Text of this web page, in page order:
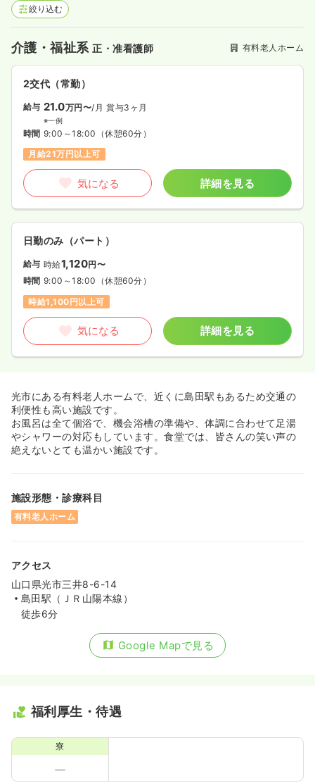
絞り込む
介護・福祉系正・准看護師 有料老人ホーム
2交代（常勤）
給与 21.0万円〜/月 賞与3ヶ月
※一例
時間 9:00～18:00 （休憩60分）
月給21万円以上可
気になる 詳細を見る
日勤のみ（パート）
給与 時給1,120円〜
時間 9:00～18:00 （休憩60分）
時給1,100円以上可
気になる 詳細を見る
光市にある有料老人ホームで、近くに島田駅もあるため交通の
利便性も高い施設です。
お風呂は全て個浴で、機会浴槽の準備や、体調に合わせて足湯
やシャワーの対応もしています。食堂では、皆さんの笑い声の
絶えないとても温かい施設です。
施設形態・診療科目
有料老人ホーム
アクセス
山口県光市三井8-6-14
島田駅（ＪＲ山陽本線）
徒歩6分
Google Mapで見る
福利厚生・待遇
寮